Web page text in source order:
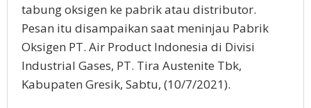
tabung oksigen ke pabrik atau distributor.
Pesan itu disampaikan saat meninjau Pabrik
Oksigen PT. Air Product Indonesia di Divisi
Industrial Gases, PT. Tira Austenite Tbk,
Kabupaten Gresik, Sabtu, (10/7/2021).